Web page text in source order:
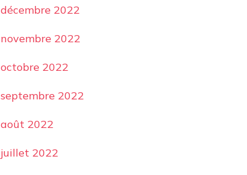
décembre 2022
novembre 2022
octobre 2022
septembre 2022
août 2022
juillet 2022